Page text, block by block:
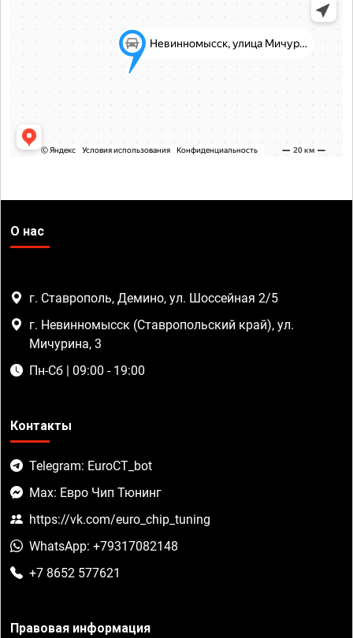
О нас
г. Ставрополь, Демино, ул. Шоссейная 2/5
г. Невинномысск (Ставропольский край), ул.
Мичурина, 3
Пн-Сб | 09:00 - 19:00
Контакты
Telegram: EuroCT_bot
Max: Евро Чип Тюнинг
https://vk.com/euro_chip_tuning
WhatsApp: +79317082148
+7 8652 577621
Правовая информация